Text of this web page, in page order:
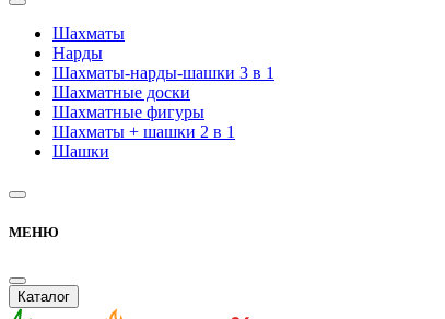
Шахматы
Нарды
Шахматы-нарды-шашки 3 в 1
Шахматные доски
Шахматные фигуры
Шахматы + шашки 2 в 1
Шашки
МЕНЮ
Каталог